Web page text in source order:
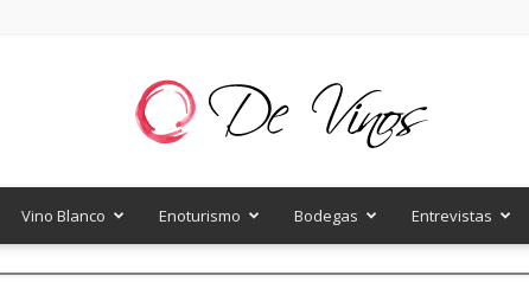
Vino Blanco Enoturismo Bodegas Entrevistas